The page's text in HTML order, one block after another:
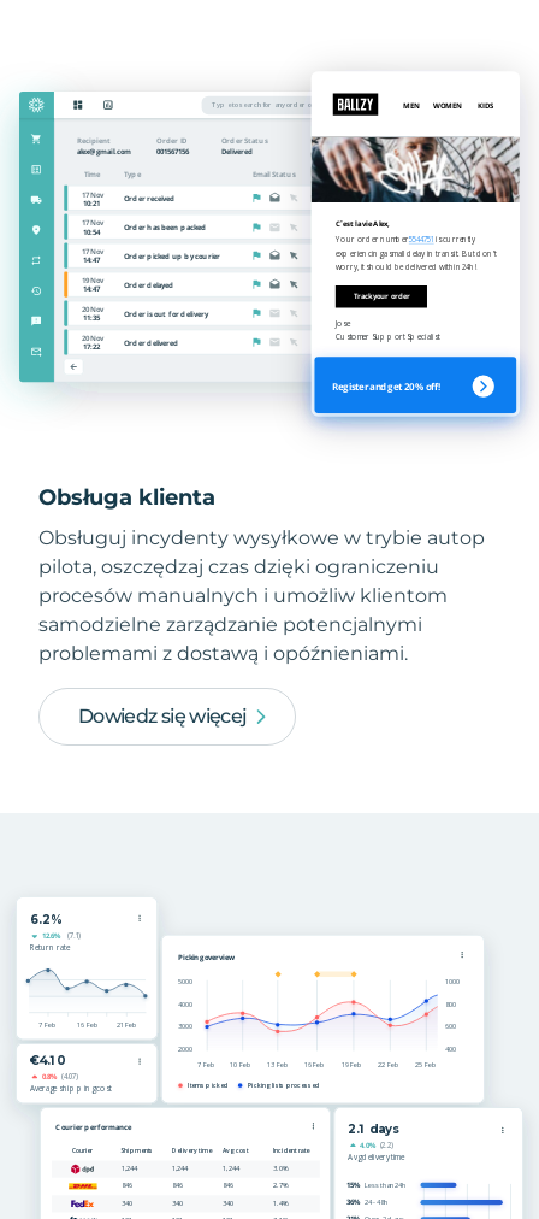
Obsługa klienta
Obsługuj incydenty wysyłkowe w trybie autop
pilota, oszczędzaj czas dzięki ograniczeniu
procesów manualnych i umożliw klientom
samodzielne zarządzanie potencjalnymi
problemami z dostawą i opóźnieniami.
Dowiedz się więcej